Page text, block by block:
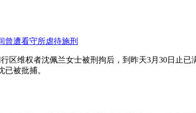
曾遭看守所虐待施刑
行区维权者沈佩兰女士被刑拘后，到昨天3月30日止
已被批捕。